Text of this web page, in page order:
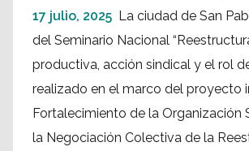
17 julio, 2025 La ciudad de San
del Seminario Nacional
productiva, acción sindical y el rol
realizado en el marco del proyecto
Fortalecimiento de la Organización
la Negociación Colectiva de la